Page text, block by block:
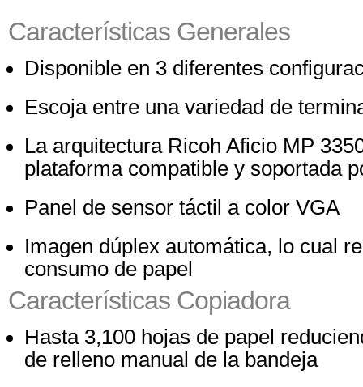
Características Generales
Disponible en 3 diferentes
Escoja entre una variedad de
La arquitectura Ricoh Aficio MP
plataforma compatible y soportada
Panel de sensor táctil a color VGA
Imagen dúplex automática, lo cual
consumo de papel
Características Copiadora
Hasta 3,100 hojas de papel
de relleno manual de la bandeja